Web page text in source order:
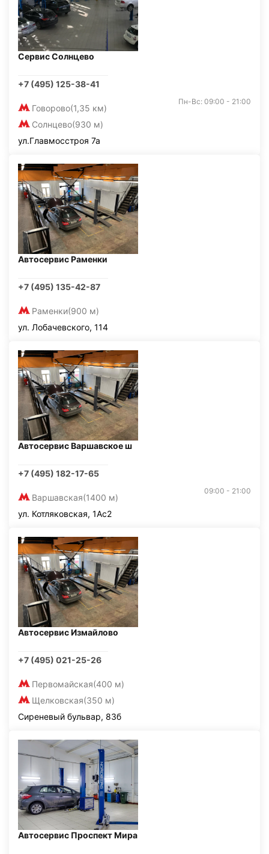
Сервис Солнцево
+7 (495) 125-38-41
Говорово(1,35 км)
Солнцево(930 м)
Пн-Вс: 09:00 - 21:00
ул.Главмосстроя 7а
Автосервис Раменки
+7 (495) 135-42-87
Раменки(900 м)
ул. Лобачевского, 114
Автосервис Варшавское ш
+7 (495) 182-17-65
Варшавская(1400 м)
09:00 - 21:00
ул. Котляковская, 1Ас2
Автосервис Измайлово
+7 (495) 021-25-26
Первомайская(400 м)
Щелковская(350 м)
Сиреневый бульвар, 83б
Автосервис Проспект Мира